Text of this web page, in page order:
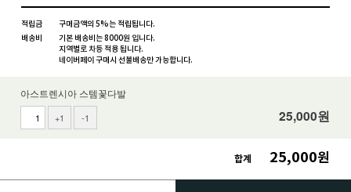
적립금
구매금액의 5%는 적립됩니다.
배송비
기본 배송비는 8000원 입니다.
지역별로 차등 적용 됩니다.
네이버페이 구매시 선불배송만 가능합니다.
아스트렌시아 스템꽃다발
+1 -1 25,000원
합계 25,000원